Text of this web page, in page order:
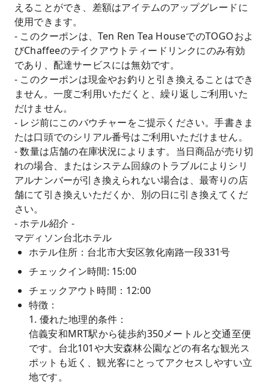
えることができ、差額はアイテムのアップグレードに
使用できます。
- このクーポンは、Ten Ren Tea HouseでのTOGOおよ
びChaffeeのテイクアウトティードリンクにのみ有効
であり、配達サービスには無効です。
- このクーポンは現金やお釣りと引き換えることはでき
ません。一度ご利用いただくと、繰り返しご利用いた
だけません。
- レジ前にこのバウチャーをご提示ください。手書きま
たは口頭でのシリアル番号はご利用いただけません。
- 数量は店舗の在庫状況によります。当日商品が売り切
れの場合、またはシステム回線のトラブルによりシリ
アルナンバーが引き換えられない場合は、最寄りの店
舗にて引き換えいただくか、別の日に引き換えてくだ
さい。
- ホテル紹介 -
マディソン台北ホテル
ホテル住所：台北市大安区敦化南路一段331号
チェックイン時間: 15:00
チェックアウト時間：12:00
特徴：
1. 優れた地理的条件：
信義安和MRT駅から徒歩約350メートルと交通至便
です。台北101や大安森林公園などの有名な観光ス
ポットも近く、観光客にとってアクセスしやすい立
地です。